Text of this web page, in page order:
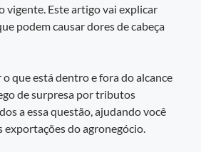
vigente. Este artigo vai explicar
podem causar dores de cabeça
que está dentro e fora do alcance
de surpresa por tributos
a essa questão, ajudando você
exportações do agronegócio.